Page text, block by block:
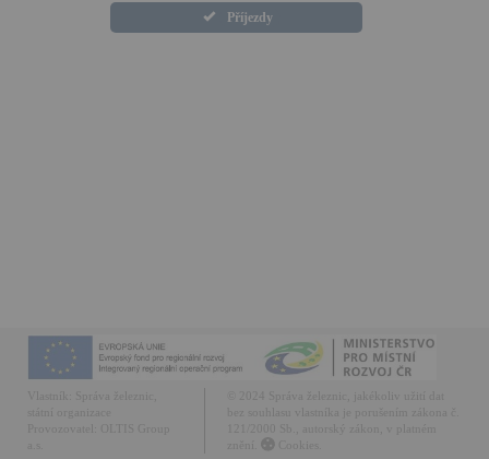
Příjezdy
Vlastník:
Správa železnic,
OLTIS Group
© 2024 Správa železnic, jakékoliv užití dat
121/2000 Sb., autorský zákon, v platném